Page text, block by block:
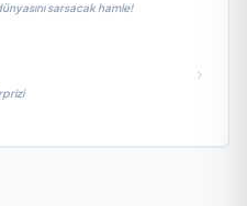
sarsacak hamle!